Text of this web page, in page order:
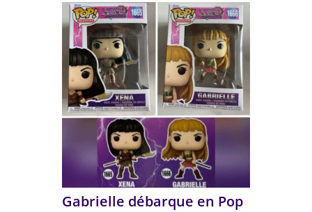
Gabrielle débarque en Pop